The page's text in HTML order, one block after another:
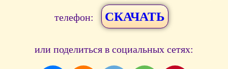
телефон: СКАЧАТЬ
или поделиться в социальных сетях: